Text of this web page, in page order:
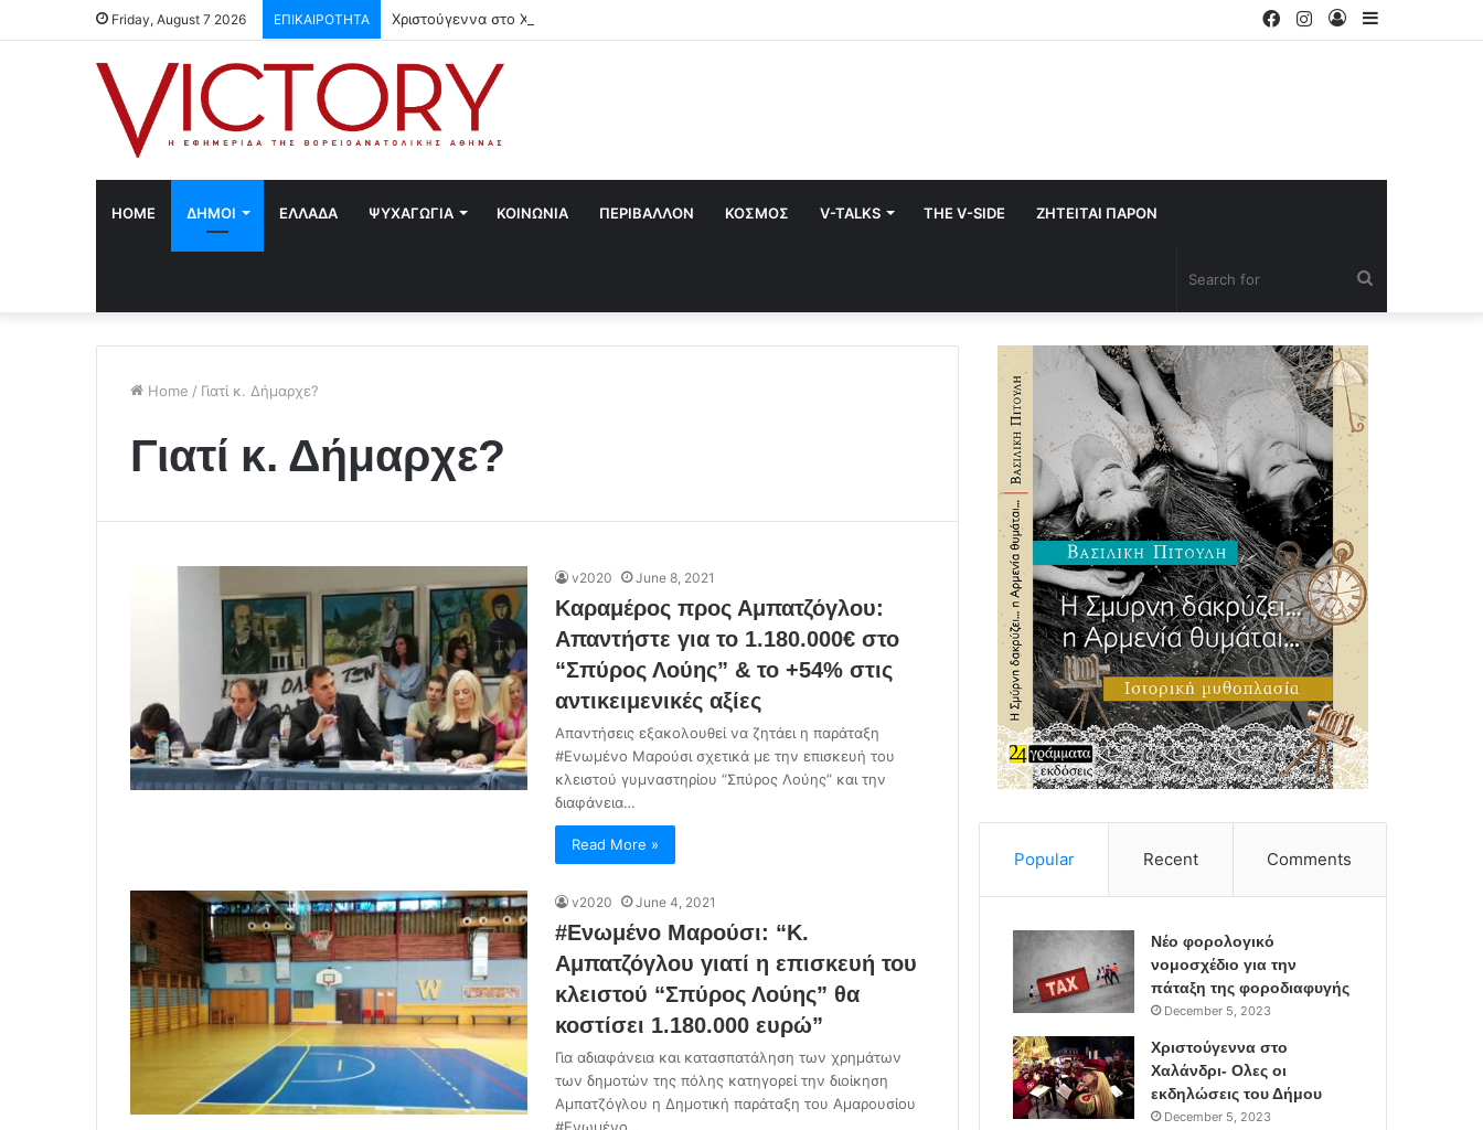
Friday, August 7 2026 ΕΠΙΚΑΙΡΟΤΗΤΑ Χριστούγεννα στο Χαλάνδρι- Ολες οι εκδηλώσεις του Δήμου
Log
Instagram
Facebook
HOME ΔΗΜΟΙ ΕΛΛΑΔΑ ΨΥΧΑΓΩΓΙΑ ΚΟΙΝΩΝΙΑ ΠΕΡΙΒΑΛΛΟΝ ΚΟΣΜΟΣ V-TALKS THE V-SIDE ΖΗΤΕΙΤΑΙ ΠΑΡΟΝ
Home / Γιατί κ. Δήμαρχε?
Γιατί κ. Δήμαρχε?
v2020 June 8, 2021
Καραμέρος προς Αμπατζόγλου:
Απαντήστε για το 1.180.000€ στο
“Σπύρος Λούης” & το +54% στις
αντικειμενικές αξίες
Απαντήσεις εξακολουθεί να ζητάει η παράταξη
#Ενωμένο Μαρούσι σχετικά με την επισκευή του
κλειστού γυμναστηρίου “Σπύρος Λούης” και την
διαφάνεια…
Read More »
v2020 June 4, 2021
#Ενωμένο Μαρούσι: “Κ.
Αμπατζόγλου γιατί η επισκευή του
κλειστού “Σπύρος Λούης” θα
κοστίσει 1.180.000 ευρώ”
Για αδιαφάνεια και κατασπατάληση των χρημάτων
των δημοτών της πόλης κατηγορεί την διοίκηση
Αμπατζόγλου η Δημοτική παράταξη του Αμαρουσίου
Popular Recent Comments
Νέο φορολογικό
νομοσχέδιο για την
πάταξη της φοροδιαφυγής
December 5, 2023
Χριστούγεννα στο
Χαλάνδρι- Ολες οι
εκδηλώσεις του Δήμου
December 5, 2023